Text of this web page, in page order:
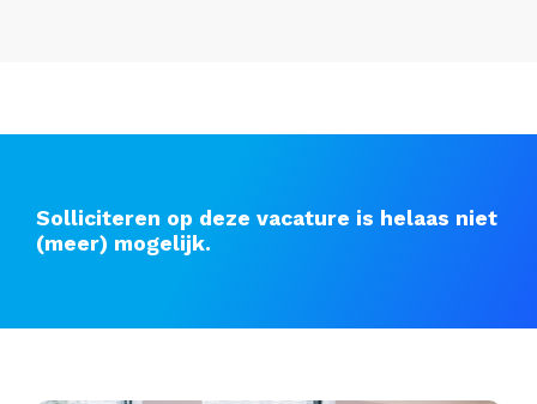
Solliciteren op deze vacature is helaas niet
(meer) mogelijk.